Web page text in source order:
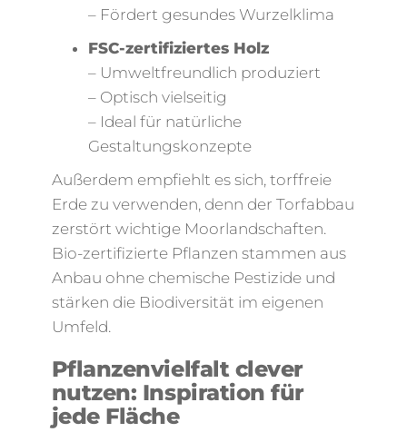
– Fördert gesundes Wurzelklima
FSC-zertifiziertes Holz
– Umweltfreundlich produziert
– Optisch vielseitig
– Ideal für natürliche
Gestaltungskonzepte
Außerdem empfiehlt es sich, torffreie
Erde zu verwenden, denn der Torfabbau
zerstört wichtige Moorlandschaften.
Bio-zertifizierte Pflanzen stammen aus
Anbau ohne chemische Pestizide und
stärken die Biodiversität im eigenen
Umfeld.
Pflanzenvielfalt clever
nutzen: Inspiration für
jede Fläche